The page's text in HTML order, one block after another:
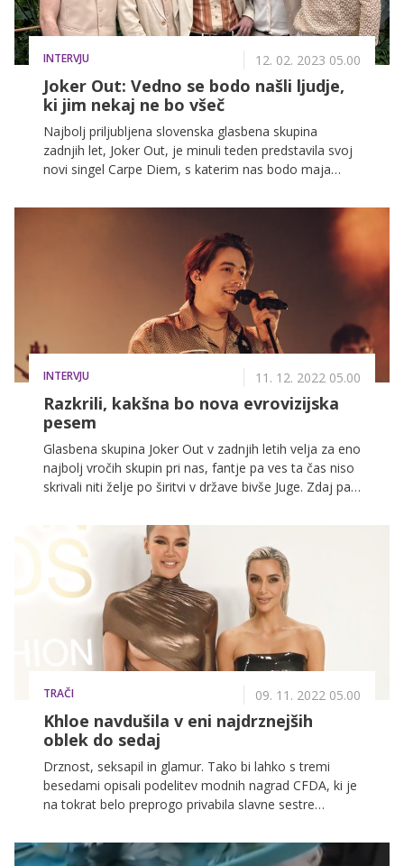
INTERVJU 12. 02. 2023 05.00
Joker Out: Vedno se bodo našli ljudje,
ki jim nekaj ne bo všeč
Najbolj priljubljena slovenska glasbena skupina
zadnjih let, Joker Out, je minuli teden predstavila svoj
novi singel Carpe Diem, s katerim nas bodo maja
predstavitvi pesmi in videospota smo z njimi kramljali
INTERVJU 11. 12. 2022 05.00
Razkrili, kakšna bo nova evrovizijska
pesem
Glasbena skupina Joker Out v zadnjih letih velja za eno
najbolj vročih skupin pri nas, fantje pa ves ta čas niso
skrivali niti želje po širitvi v države bivše Juge. Zdaj pa
na največji vseevropski glasbeni festival, ob tem pa
niso lažno skromni in ne skrivajo, da gredo po zmago.
Z njimi smo klepetali tudi mi.
TRAČI 09. 11. 2022 05.00
Khloe navdušila v eni najdrznejših
oblek do sedaj
Drznost, seksapil in glamur. Tako bi lahko s tremi
besedami opisali podelitev modnih nagrad CFDA, ki je
na tokrat belo preprogo privabila slavne sestre
modnih kreacij pa so ta večer navdušile tudi
zvezdnice, kot so Cher, Vanessa Hudgens in Katie